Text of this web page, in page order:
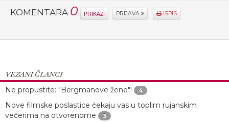
KOMENTARA 0 PRIKAŽI PRIJAVA ISPIS
VEZANI ČLANCI
Ne propustite: "Bergmanove žene"!
4
Nove filmske poslastice čekaju vas u toplim rujanskim
večerima na otvorenome
3